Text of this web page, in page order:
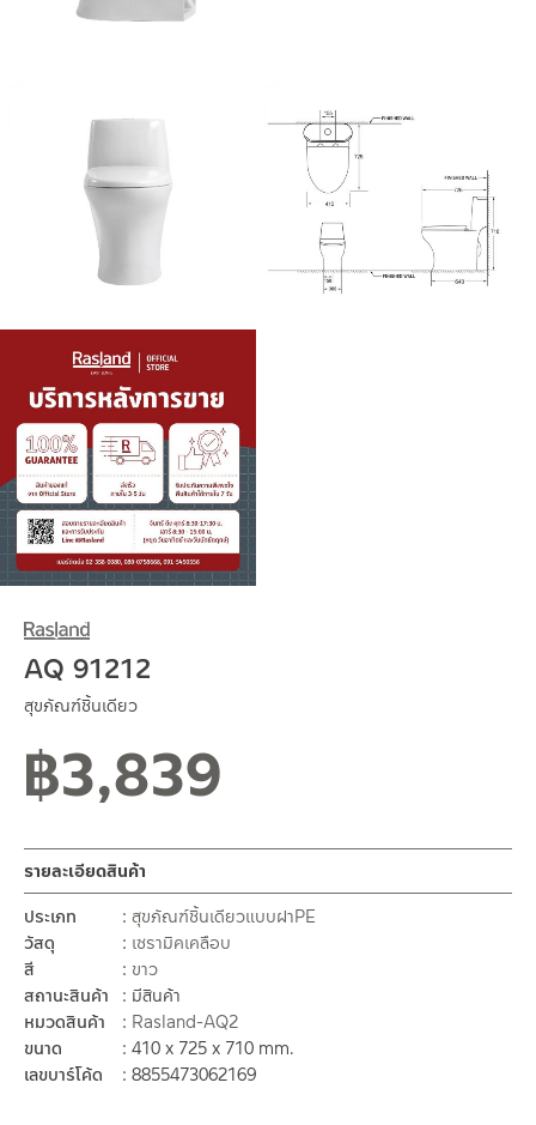
AQ 91212
สุขภัณฑ์ชิ้นเดียว
฿3,839
รายละเอียดสินค้า
ประเภท
สุขภัณฑ์ชิ้นเดียวแบบฝาPE
วัสดุ
เซรามิคเคลือบ
สี
ขาว
สถานะสินค้า
มีสินค้า
หมวดสินค้า
Rasland-AQ2
ขนาด
410 x 725 x 710 mm.
เลขบาร์โค้ด
8855473062169